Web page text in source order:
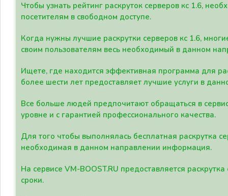
Чтобы узнать рейтинг раскруток серверов кс 1.6,
посетителям в свободном доступе.
Когда нужны лучшие раскрутки серверов кс 1.6,
своим пользователям весь необходимый в данном
Ищете, где находится эффективная программа для
более шести лет предоставляет лучшие услуги в
Все больше людей предпочитают обращаться в
уровне и с гарантией профессионального качества.
Для того чтобы выполнялась бесплатная раскрутка
необходимая в данном направлении информация.
На сервисе VM-BOOST.RU предоставляется
сроки.